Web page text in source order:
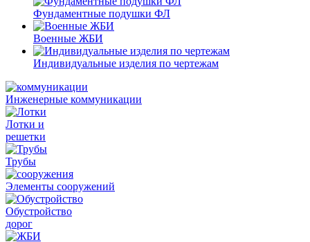
Фундаментные подушки ФЛ
Военные ЖБИ
Индивидуальные изделия по чертежам
Инженерные коммуникации
Лотки и
решетки
Трубы
Элементы сооружений
Обустройство
дорог